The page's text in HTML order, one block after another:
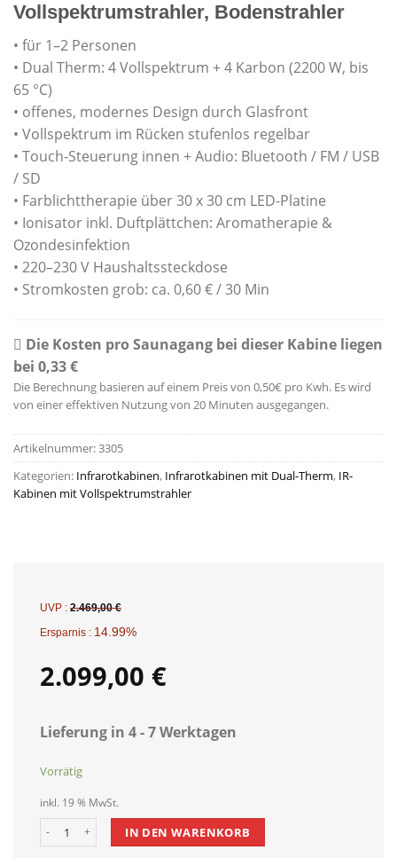
auf
Kundenbewertung
Vollspektrumstrahler, Bodenstrahler
• für 1–2 Personen
• Dual Therm: 4 Vollspektrum + 4 Karbon (2200 W, bis
65 °C)
• offenes, modernes Design durch Glasfront
• Vollspektrum im Rücken stufenlos regelbar
• Touch-Steuerung innen + Audio: Bluetooth / FM / USB
/ SD
• Farblichttherapie über 30 x 30 cm LED-Platine
• Ionisator inkl. Duftplättchen: Aromatherapie &
Ozondesinfektion
• 220–230 V Haushaltssteckdose
• Stromkosten grob: ca. 0,60 € / 30 Min
Die Kosten pro Saunagang bei dieser Kabine liegen
bei 0,33 €
Die Berechnung basieren auf einem Preis von 0,50€ pro Kwh. Es wird
von einer effektiven Nutzung von 20 Minuten ausgegangen.
Artikelnummer:3305
Kategorien: Infrarotkabinen, Infrarotkabinen mit Dual-Therm, IR-
Kabinen mit Vollspektrumstrahler
UVP : 2.469,00€
Ersparnis : 14.99%
2.099,00 €
Lieferung in 4 - 7 Werktagen
Vorrätig
inkl. 19 % MwSt.
IN DEN WARENKORB